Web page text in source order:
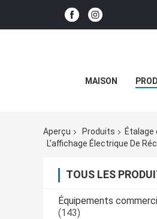
MAISON
Aperçu Produits
TOUS LES
Équipements
(143)